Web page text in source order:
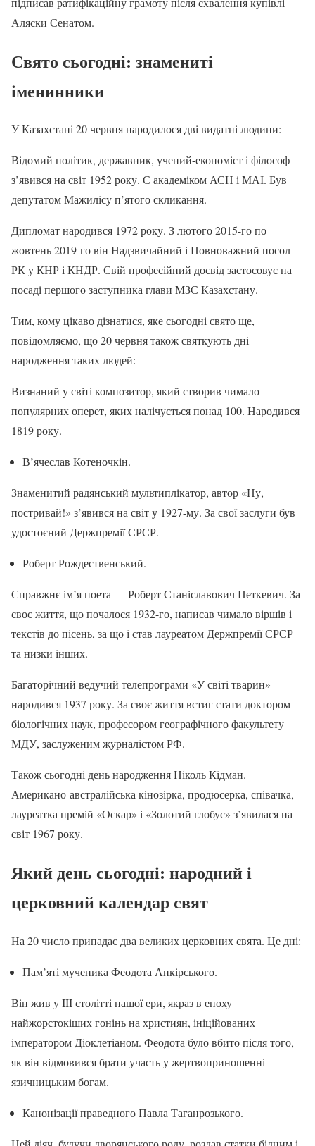
Аляски Сенатом.
Свято сьогодні: знамениті
іменинники
У Казахстані 20 червня народилося дві видатні людини:
Відомий політик, державник, учений-економіст і філософ
з’явився на світ 1952 року. Є академіком АСН і МАІ. Був
депутатом Мажилісу п’ятого скликання.
Дипломат народився 1972 року. З лютого 2015-го по
жовтень 2019-го він Надзвичайний і Повноважний посол
РК у КНР і КНДР. Свій професійний досвід застосовує на
посаді першого заступника глави МЗС Казахстану.
Тим, кому цікаво дізнатися, яке сьогодні свято ще,
повідомляємо, що 20 червня також святкують дні
народження таких людей:
Визнаний у світі композитор, який створив чимало
популярних оперет, яких налічується понад 100. Народився
1819 року.
В’ячеслав Котеночкін.
Знаменитий радянський мультиплікатор, автор «Ну,
постривай!» з’явився на світ у 1927-му. За свої заслуги був
удостоєний Держпремії СРСР.
Роберт Рождественський.
Справжнє ім’я поета — Роберт Станіславович Петкевич. За
своє життя, що почалося 1932-го, написав чимало віршів і
текстів до пісень, за що і став лауреатом Держпремії СРСР
та низки інших.
Багаторічний ведучий телепрограми «У світі тварин»
народився 1937 року. За своє життя встиг стати доктором
біологічних наук, професором географічного факультету
МДУ, заслуженим журналістом РФ.
Також сьогодні день народження Ніколь Кідман.
Американо-австралійська кінозірка, продюсерка, співачка,
лауреатка премій «Оскар» і «Золотий глобус» з’явилася на
світ 1967 року.
Який день сьогодні: народний і
церковний календар свят
На 20 число припадає два великих церковних свята. Це дні:
Пам’яті мученика Феодота Анкірського.
Він жив у III столітті нашої ери, якраз в епоху
найжорстокіших гонінь на християн, ініційованих
імператором Діоклетіаном. Феодота було вбито після того,
як він відмовився брати участь у жертвоприношенні
язичницьким богам.
Канонізації праведного Павла Таганрозького.